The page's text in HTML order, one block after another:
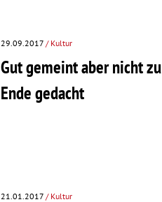
29.09.2017 / Kultur
Gut gemeint aber nicht zu
Ende gedacht
21.01.2017 / Kultur